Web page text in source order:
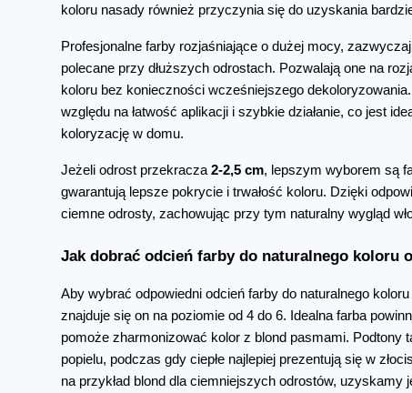
koloru nasady również przyczynia się do uzyskania
Profesjonalne farby rozjaśniające o dużej mocy,
polecane przy dłuższych odrostach. Pozwalają one na
koloru bez konieczności wcześniejszego
względu na łatwość aplikacji i szybkie działanie, co jest
koloryzację w domu.
Jeżeli odrost przekracza 2-2,5 cm, lepszym wyborem są
gwarantują lepsze pokrycie i trwałość koloru. Dzięki
ciemne odrosty, zachowując przy tym naturalny wygląd
Jak dobrać odcień farby do naturalnego koloru
Aby wybrać odpowiedni odcień farby do naturalnego
znajduje się on na poziomie od 4 do 6. Idealna farba
pomoże zharmonizować kolor z blond pasmami. Podtony
popielu, podczas gdy ciepłe najlepiej prezentują się w
na przykład blond dla ciemniejszych odrostów, uzyskamy